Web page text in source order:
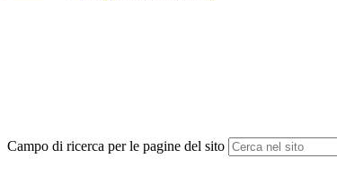
Campo di ricerca per le pagine del sito